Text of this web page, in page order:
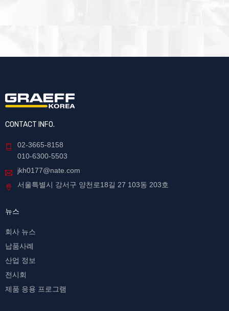
CONTACT INFO.
02-3665-8158
010-6300-5503
jkh0177@nate.com
서울특별시 강서구 양천로18길 27 103동 203호
뉴스
회사 뉴스
납품사례
산업 정보
전시회
제품 응용 프로그램